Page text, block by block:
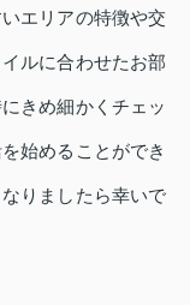
エリアの特徴や交
ルに合わせたお部
きめ細かくチェッ
始めることができ
りましたら幸いで